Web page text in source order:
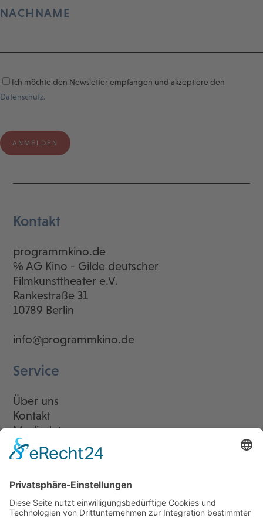
NACHNAME
Ich möchte den Newsletter empfangen und akzeptiere den
Datenschutz.
Kontakt
programmkino.de
℅ AG Kino - Gilde deutscher
Filmkunsttheater e.V.
Rankestraße 31
10789 Berlin
info@programmkino.de
Service
Über uns
Kontakt
Mediadaten
Newsletter
LogIn
Legal